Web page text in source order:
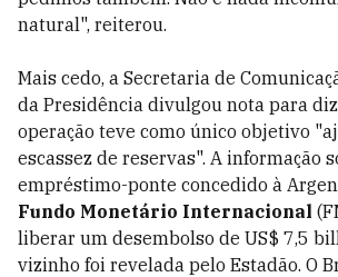
natural", reiterou.
Mais cedo, a Secretaria de
da Presidência divulgou nota para
operação teve como único objetivo
escassez de reservas". A informação
empréstimo-ponte concedido à
Fundo Monetário Internacional
liberar um desembolso de US$ 7,5
vizinho foi revelada pelo Estadão. O